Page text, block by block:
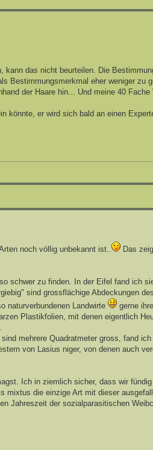
kann das nicht beurteilen. Die
Bestimmungsmerkmal eher weniger zu
der Haare hin... Und meine 40 Fache
könnte, er wird sich bald an einen
noch völlig unbekannt ist..
Das
schwer zu finden. In der Eifel fand ich
sind grossflächige Abdeckungen
naturverbundenen Landwirte
gerne
Plastikfolien, mit denen eigentlich
mehrere Quadratmeter gross, fand
von Lasius niger, von denen auch
Ich in ziemlich sicher, dass wir
die einzige Art mit dieser
Jahreszeit der sozialparasitischen